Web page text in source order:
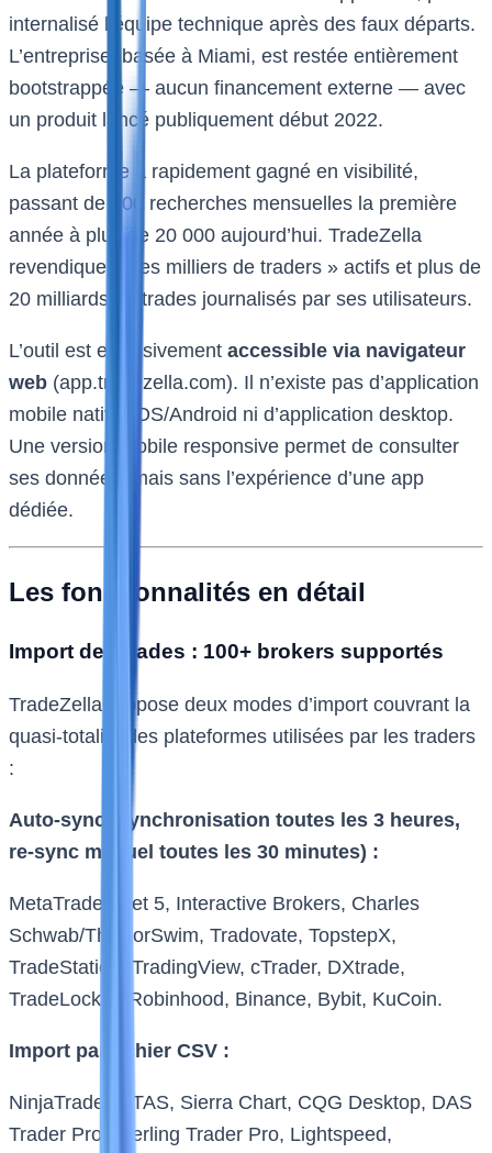
internalisé l’équipe technique après des faux départs.
L’entreprise, basée à Miami, est restée entièrement
bootstrappée — aucun financement externe — avec
un produit lancé publiquement début 2022.
La plateforme a rapidement gagné en visibilité,
passant de 200 recherches mensuelles la première
année à plus de 20 000 aujourd’hui. TradeZella
revendique « des milliers de traders » actifs et plus de
20 milliards de trades journalisés par ses utilisateurs.
L’outil est exclusivement accessible via navigateur
web (app.tradezella.com). Il n’existe pas d’application
mobile native iOS/Android ni d’application desktop.
Une version mobile responsive permet de consulter
ses données, mais sans l’expérience d’une app
dédiée.
Les fonctionnalités en détail
Import des trades : 100+ brokers supportés
TradeZella propose deux modes d’import couvrant la
quasi-totalité des plateformes utilisées par les traders
:
Auto-sync (synchronisation toutes les 3 heures,
re-sync manuel toutes les 30 minutes) :
MetaTrader 4 et 5, Interactive Brokers, Charles
Schwab/ThinkorSwim, Tradovate, TopstepX,
TradeStation, TradingView, cTrader, DXtrade,
TradeLocker, Robinhood, Binance, Bybit, KuCoin.
Import par fichier CSV :
NinjaTrader, ATAS, Sierra Chart, CQG Desktop, DAS
Trader Pro, Sterling Trader Pro, Lightspeed,